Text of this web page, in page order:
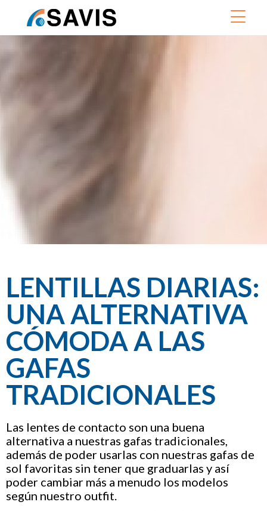
LENTILLAS DIARIAS:
UNA ALTERNATIVA
CÓMODA A LAS
GAFAS
TRADICIONALES
Las lentes de contacto son una buena
alternativa a nuestras gafas tradicionales,
además de poder usarlas con nuestras gafas de
sol favoritas sin tener que graduarlas y así
poder cambiar más a menudo los modelos
según nuestro outfit.